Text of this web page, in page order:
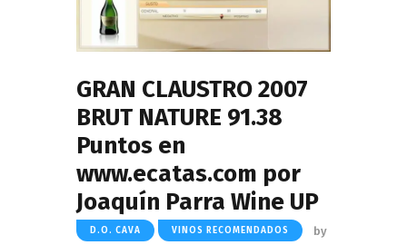
GRAN CLAUSTRO 2007
BRUT NATURE 91.38
Puntos en
www.ecatas.com por
Joaquín Parra Wine UP
D.O. CAVA VINOS RECOMENDADOS
by